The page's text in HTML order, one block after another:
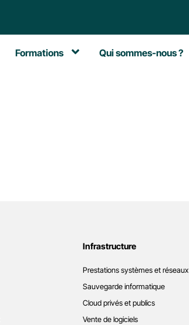
Formations Qui sommes-nous ?
Infrastructure
Prestations systèmes et réseaux
Sauvegarde informatique
Cloud privés et publics
Vente de logiciels